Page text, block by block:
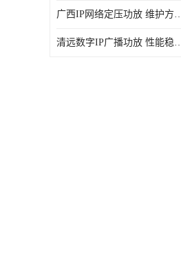
广西IP网络定压功放 维护方
清远数字IP广播功放 性